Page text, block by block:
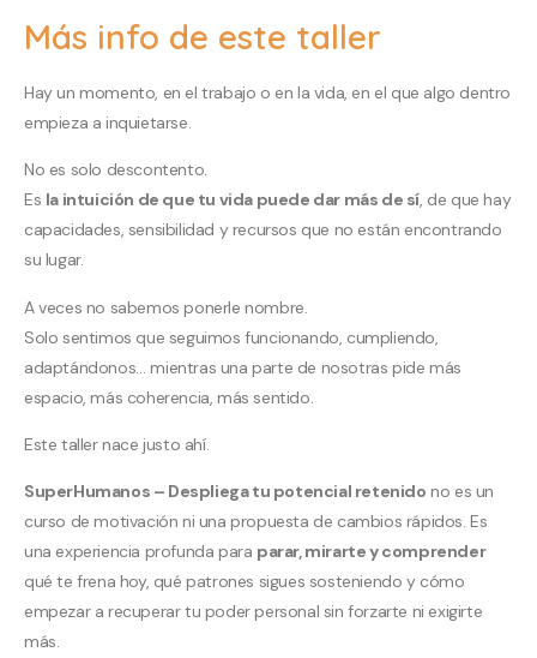
Más info de este taller
Hay un momento, en el trabajo o en la vida, en el que algo dentro
empieza a inquietarse.
No es solo descontento.
Es la intuición de que tu vida puede dar más de sí, de que hay
capacidades, sensibilidad y recursos que no están encontrando
su lugar.
A veces no sabemos ponerle nombre.
Solo sentimos que seguimos funcionando, cumpliendo,
adaptándonos… mientras una parte de nosotras pide más
espacio, más coherencia, más sentido.
Este taller nace justo ahí.
SuperHumanos – Despliega tu potencial retenido no es un
curso de motivación ni una propuesta de cambios rápidos. Es
una experiencia profunda para parar, mirarte y comprender
qué te frena hoy, qué patrones sigues sosteniendo y cómo
empezar a recuperar tu poder personal sin forzarte ni exigirte
más.